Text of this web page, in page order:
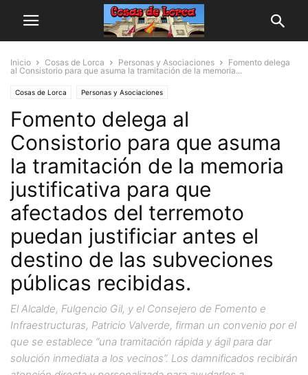
Inicio Cosas de Lorca Personas y Asociaciones
Fomento delega
al Consistorio para que asuma la tramitación de la memoria...
Cosas de Lorca Personas y Asociaciones
Fomento delega al
Consistorio para que asuma
la tramitación de la memoria
justificativa para que
afectados del terremoto
puedan justificiar antes el
destino de las subveciones
públicas recibidas.
El Alcalde, Fulgencio Gil, y el Consejero de Fomento e
Infraestructuras, Patricio Valverde, firman un convenio por el
que se establece “una tramitación rápida y ágil para dar
solución inmediata a los vecinos”. Los damnificados recibirán